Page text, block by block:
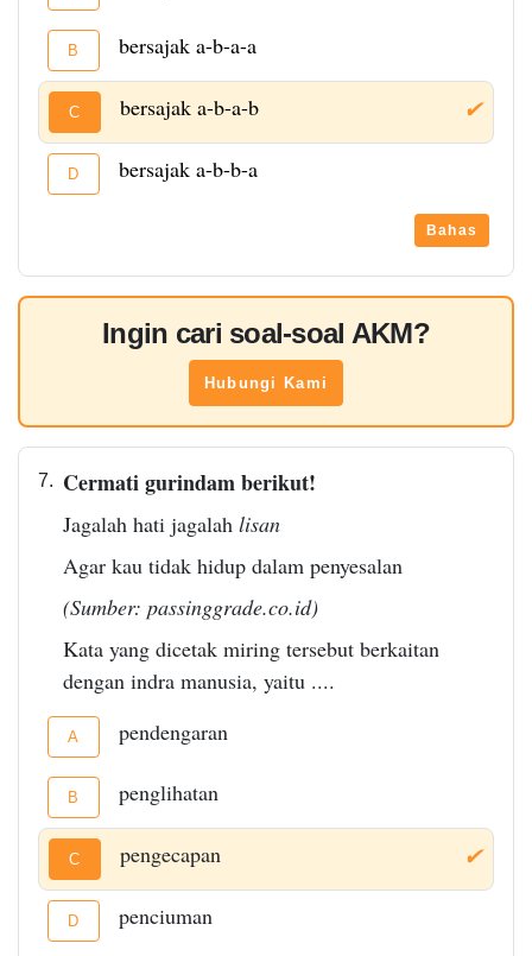
B bersajak a-b-a-a
C ✔
bersajak a-b-a-b
D bersajak a-b-b-a
Bahas
Ingin cari soal-soal AKM?
Hubungi Kami
7. Cermati gurindam berikut!
Jagalah hati jagalah lisan
Agar kau tidak hidup dalam penyesalan
(Sumber: passinggrade.co.id)
Kata yang dicetak miring tersebut berkaitan
dengan indra manusia, yaitu ....
A pendengaran
B penglihatan
C ✔
pengecapan
D penciuman